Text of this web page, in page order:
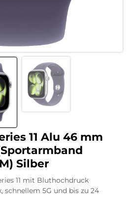
11 Alu 46 mm
Silber
11 mit Bluthochdruck
schnellem 5G und bis zu 24